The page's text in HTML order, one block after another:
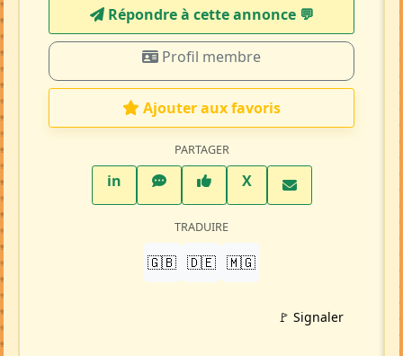
Répondre à cette annonce 💬​
Profil membre
Ajouter aux favoris
PARTAGER
inLinkedInWhatsAppFacebook
XTwitter X
TRADUIRE
🇬🇧 🇩🇪 🇲🇬
🚩 Signaler